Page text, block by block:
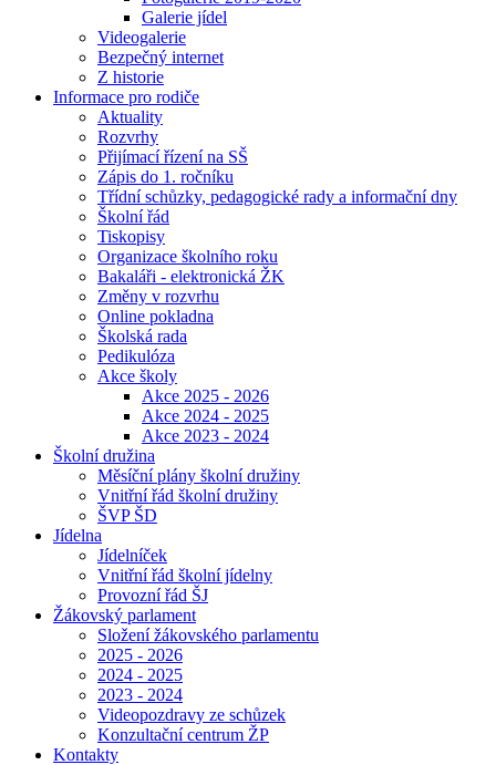
Galerie jídel
Videogalerie
Bezpečný internet
Z historie
Informace pro rodiče
Aktuality
Rozvrhy
Přijímací řízení na SŠ
Zápis do 1. ročníku
Třídní schůzky, pedagogické rady a informační dny
Školní řád
Tiskopisy
Organizace školního roku
Bakaláři - elektronická ŽK
Změny v rozvrhu
Online pokladna
Školská rada
Pedikulóza
Akce školy
Akce 2025 - 2026
Akce 2024 - 2025
Akce 2023 - 2024
Školní družina
Měsíční plány školní družiny
Vnitřní řád školní družiny
ŠVP ŠD
Jídelna
Jídelníček
Vnitřní řád školní jídelny
Provozní řád ŠJ
Žákovský parlament
Složení žákovského parlamentu
2025 - 2026
2024 - 2025
2023 - 2024
Videopozdravy ze schůzek
Konzultační centrum ŽP
Kontakty